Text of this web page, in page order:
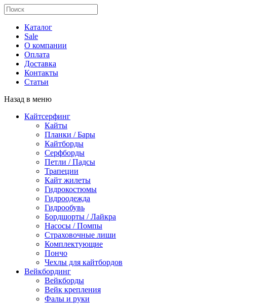
Каталог
Sale
О компании
Оплата
Доставка
Контакты
Статьи
Назад в меню
Кайтсерфинг
Кайты
Планки / Бары
Кайтборды
Серфборды
Петли / Падсы
Трапеции
Кайт жилеты
Гидрокостюмы
Гидроодежда
Гидрообувь
Бордшорты / Лайкра
Насосы / Помпы
Страховочные лиши
Комплектующие
Пончо
Чехлы для кайтбордов
Вейкбординг
Вейкборды
Вейк крепления
Фалы и руки